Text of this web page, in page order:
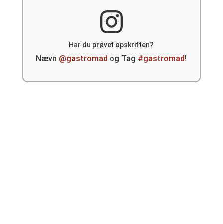
Har du prøvet opskriften?
Nævn @gastromad og Tag #gastromad!